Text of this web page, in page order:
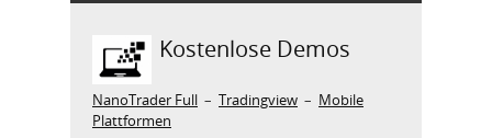
Kostenlose Demos
NanoTrader Full – Tradingview – Mobile
Plattformen